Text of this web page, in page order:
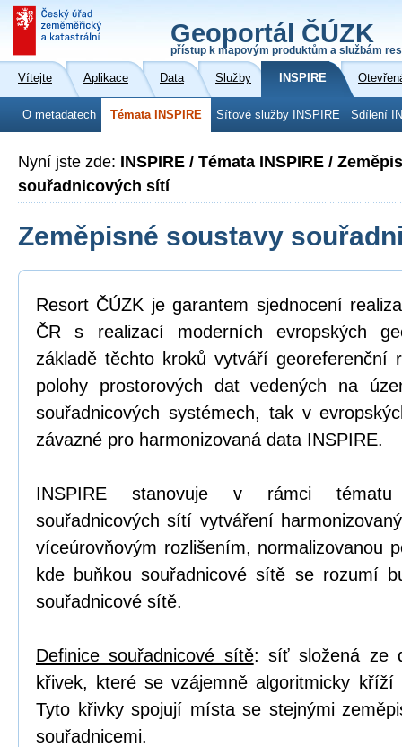
Geoportál ČÚZK
přístup k mapovým produktům a službám
Vítejte Aplikace Data Služby INSPIRE
O metadatech Témata INSPIRE Síťové služby INSPIRE Sdílení
Nyní jste zde: INSPIRE / Témata INSPIRE /
souřadnicových sítí
Zeměpisné soustavy
Resort ČÚZK je garantem sjednocení
ČR s realizací moderních evropských
základě těchto kroků vytváří georeferenční
polohy prostorových dat vedených na
souřadnicových systémech, tak v
závazné pro harmonizovaná data INSPIRE.
INSPIRE stanovuje v rámci tématu
souřadnicových sítí vytváření
víceúrovňovým rozlišením, normalizovanou
kde buňkou souřadnicové sítě se rozumí
souřadnicové sítě.
Definice souřadnicové sítě: síť složená ze
křivek, které se vzájemně algoritmicky
Tyto křivky spojují místa se stejnými
souřadnicemi.